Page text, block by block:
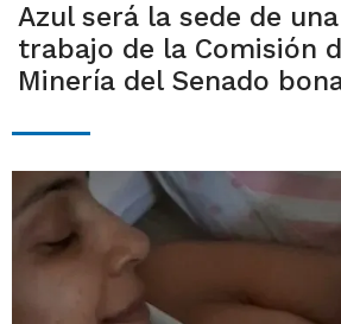
Azul será la sede de
trabajo de la Comisión
Minería del Senado